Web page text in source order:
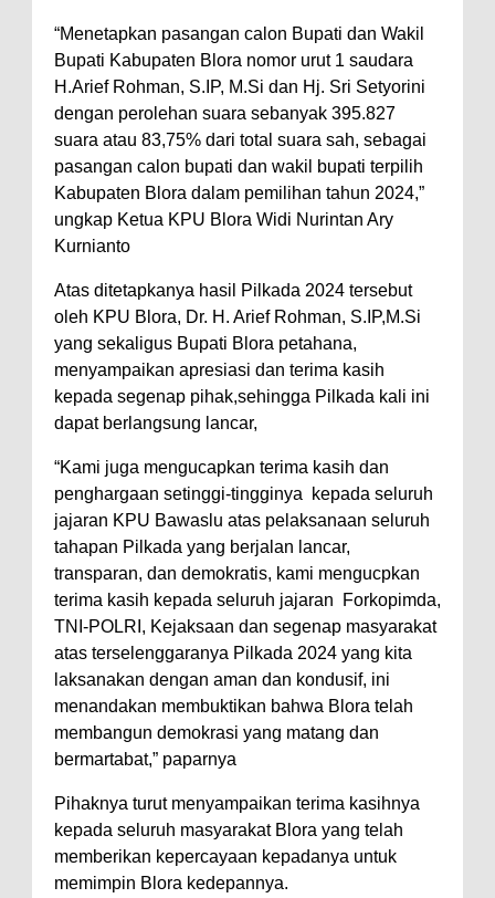
“Menetapkan pasangan calon Bupati dan Wakil
Bupati Kabupaten Blora nomor urut 1 saudara
H.Arief Rohman, S.IP, M.Si dan Hj. Sri Setyorini
dengan perolehan suara sebanyak 395.827
suara atau 83,75% dari total suara sah, sebagai
pasangan calon bupati dan wakil bupati terpilih
Kabupaten Blora dalam pemilihan tahun 2024,”
ungkap Ketua KPU Blora Widi Nurintan Ary
Kurnianto
Atas ditetapkanya hasil Pilkada 2024 tersebut
oleh KPU Blora, Dr. H. Arief Rohman, S.IP,M.Si
yang sekaligus Bupati Blora petahana,
menyampaikan apresiasi dan terima kasih
kepada segenap pihak,sehingga Pilkada kali ini
dapat berlangsung lancar,
“Kami juga mengucapkan terima kasih dan
penghargaan setinggi-tingginya kepada seluruh
jajaran KPU Bawaslu atas pelaksanaan seluruh
tahapan Pilkada yang berjalan lancar,
transparan, dan demokratis, kami mengucpkan
terima kasih kepada seluruh jajaran Forkopimda,
TNI-POLRI, Kejaksaan dan segenap masyarakat
atas terselenggaranya Pilkada 2024 yang kita
laksanakan dengan aman dan kondusif, ini
menandakan membuktikan bahwa Blora telah
membangun demokrasi yang matang dan
bermartabat,” paparnya
Pihaknya turut menyampaikan terima kasihnya
kepada seluruh masyarakat Blora yang telah
memberikan kepercayaan kepadanya untuk
memimpin Blora kedepannya.